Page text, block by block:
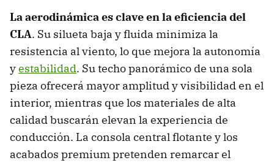
La aerodinámica es clave en la eficiencia del
CLA. Su silueta baja y fluida minimiza la
resistencia al viento, lo que mejora la autonomía
yestabilidad. Su techo panorámico de una sola
pieza ofrecerá mayor amplitud y visibilidad en el
interior, mientras que los materiales de alta
calidad buscarán elevan la experiencia de
conducción. La consola central flotante y los
acabados premium pretenden remarcar el